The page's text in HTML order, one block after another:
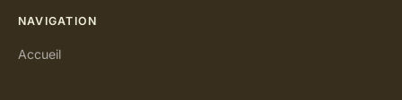
NAVIGATION
Accueil